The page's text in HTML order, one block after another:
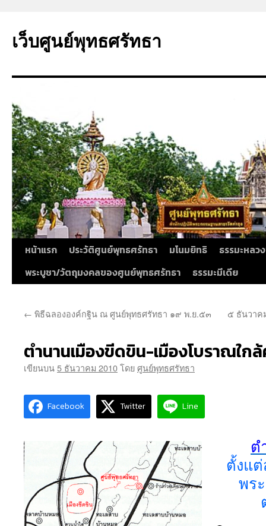
ยัง
เว็บศูนย์พุทธศรัทธา
หน้าแรก ประวัติศูนย์พุทธศรัทธา มโนมยิทธิ
ธรรมะหลว
พระบูชา/วัตถุมงคลของศูนย์พุทธศรัทธา
ธรรมะมีเดีย
← พิธีฉลององค์กฐิน ณ ศูนย์พุทธศรัทธา ๑๙ พ.ย.๕๓ ๕ ธันวาค
ตำนานเมืองขีดขิน-เมืองโบราณใก
เขียนบน5 ธันวาคม 2010โดยศูนย์พุทธศรัทธา
Facebook Twitter Line
ต
ตั้งแต่
พร